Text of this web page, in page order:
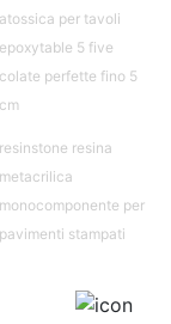
atossica per tavoli
epoxytable 5 five
colate perfette fino 5
cm
resinstone resina
metacrilica
monocomponente per
pavimenti stampati